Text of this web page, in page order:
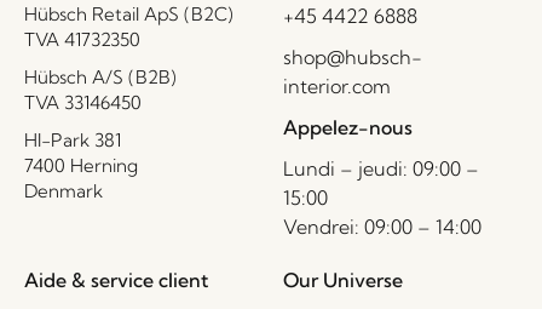
Hübsch Retail ApS (B2C)
TVA 41732350
Hübsch A/S (B2B)
TVA 33146450
HI-Park 381
7400 Herning
Denmark
+45 4422 6888
shop@hubsch-
interior.com
Appelez-nous
Lundi – jeudi: 09:00 –
15:00
Vendrei: 09:00 – 14:00
Aide & service client Our Universe